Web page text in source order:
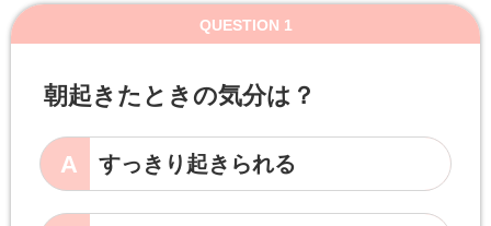
QUESTION 1
朝起きたときの気分は？
すっきり起きられる
A